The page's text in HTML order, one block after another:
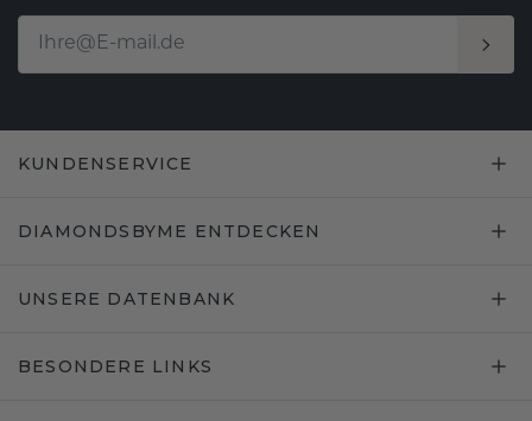
KUNDENSERVICE
DIAMONDSBYME ENTDECKEN
UNSERE DATENBANK
BESONDERE LINKS